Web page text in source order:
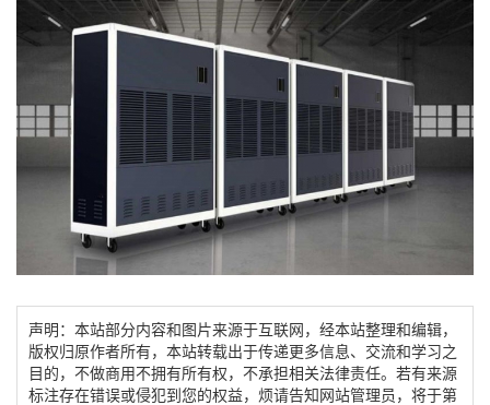
声明：本站部分内容和图片来源于互联网，经本站整理和编辑，
版权归原作者所有，本站转载出于传递更多信息、交流和学习之
目的，不做商用不拥有所有权，不承担相关法律责任。若有来源
标注存在错误或侵犯到您的权益，烦请告知网站管理员，将于第